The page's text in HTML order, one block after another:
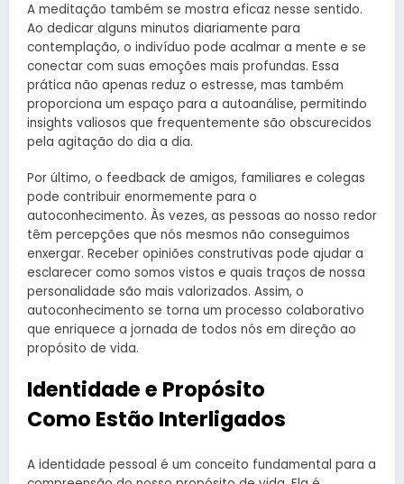
A meditação também se mostra eficaz nesse sentido.
Ao dedicar alguns minutos diariamente para
contemplação, o indivíduo pode acalmar a mente e se
conectar com suas emoções mais profundas. Essa
prática não apenas reduz o estresse, mas também
proporciona um espaço para a autoanálise, permitindo
insights valiosos que frequentemente são obscurecidos
pela agitação do dia a dia.
Por último, o feedback de amigos, familiares e colegas
pode contribuir enormemente para o
autoconhecimento. Às vezes, as pessoas ao nosso redor
têm percepções que nós mesmos não conseguimos
enxergar. Receber opiniões construtivas pode ajudar a
esclarecer como somos vistos e quais traços de nossa
personalidade são mais valorizados. Assim, o
autoconhecimento se torna um processo colaborativo
que enriquece a jornada de todos nós em direção ao
propósito de vida.
Identidade e Propósito
Como Estão Interligados
A identidade pessoal é um conceito fundamental para a